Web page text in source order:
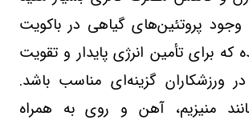
پروتئین‌های گیاهی در باکویت
برای تأمین انرژی پایدار و تقویت
ورزشکاران گزینه‌ای مناسب باشد.
منیزیم، آهن و روی به همراه